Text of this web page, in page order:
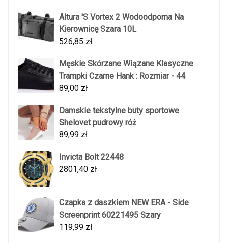
Altura 'S Vortex 2 Wodoodporna Na
Kierownicę Szara 10L
526,85 zł
Męskie Skórzane Wiązane Klasyczne
Trampki Czarne Hank : Rozmiar - 44
89,00 zł
Damskie tekstylne buty sportowe
Shelovet pudrowy róż
89,99 zł
Invicta Bolt 22448
2801,40 zł
Czapka z daszkiem NEW ERA - Side
Screenprint 60221495 Szary
119,99 zł